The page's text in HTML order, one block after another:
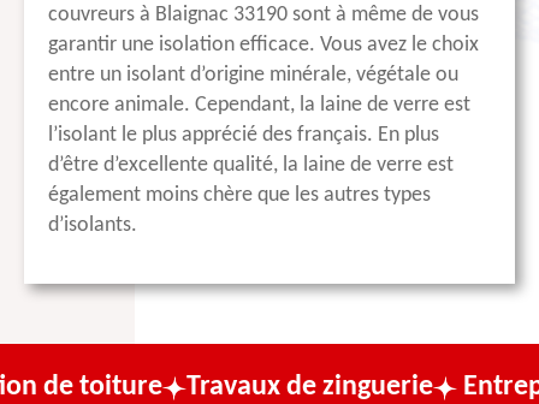
couvreurs à Blaignac 33190 sont à même de vous
garantir une isolation efficace. Vous avez le choix
entre un isolant d’origine minérale, végétale ou
encore animale. Cependant, la laine de verre est
l’isolant le plus apprécié des français. En plus
d’être d’excellente qualité, la laine de verre est
également moins chère que les autres types
d’isolants.
Travaux de zinguerie Entreprise de